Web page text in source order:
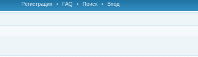
Регистрация • FAQ • Поиск • Вход